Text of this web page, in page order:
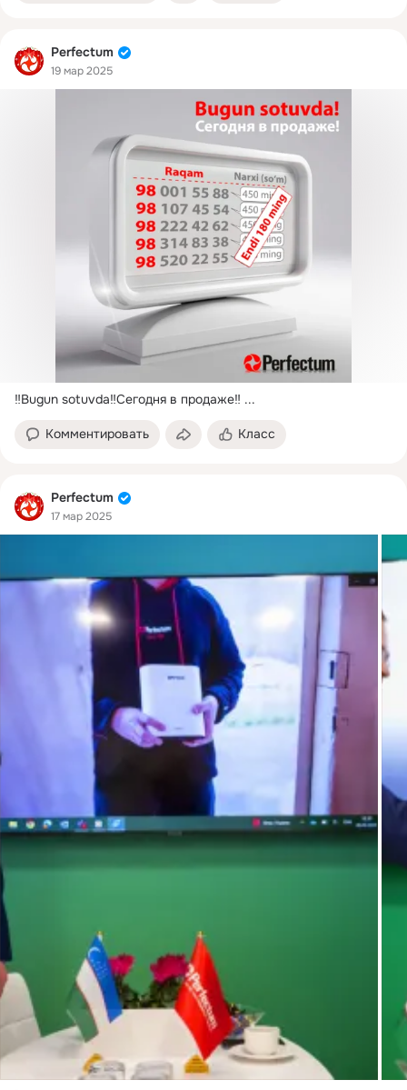
Perfectum
19 мар 2025
‼️Bugun sotuvda‼️Сегодня в продаже‼️ ...
Комментировать Класс
Perfectum
17 мар 2025